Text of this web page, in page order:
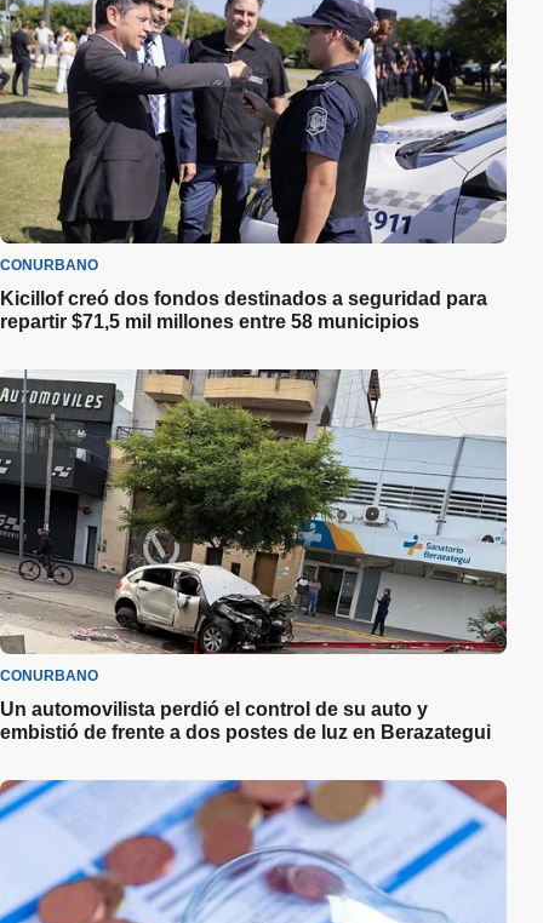
CONURBANO
Kicillof creó dos fondos destinados a seguridad para
repartir $71,5 mil millones entre 58 municipios
CONURBANO
Un automovilista perdió el control de su auto y
embistió de frente a dos postes de luz en Berazategui